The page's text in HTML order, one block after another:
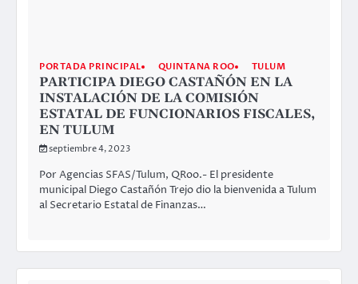
PORTADA PRINCIPAL QUINTANA ROO TULUM
PARTICIPA DIEGO CASTAÑÓN EN LA
INSTALACIÓN DE LA COMISIÓN
ESTATAL DE FUNCIONARIOS FISCALES,
EN TULUM
septiembre 4, 2023
Por Agencias SFAS/Tulum, QRoo.- El presidente
municipal Diego Castañón Trejo dio la bienvenida a Tulum
al Secretario Estatal de Finanzas…